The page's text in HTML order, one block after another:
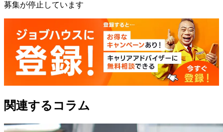
募集が停止しています
関連するコラム